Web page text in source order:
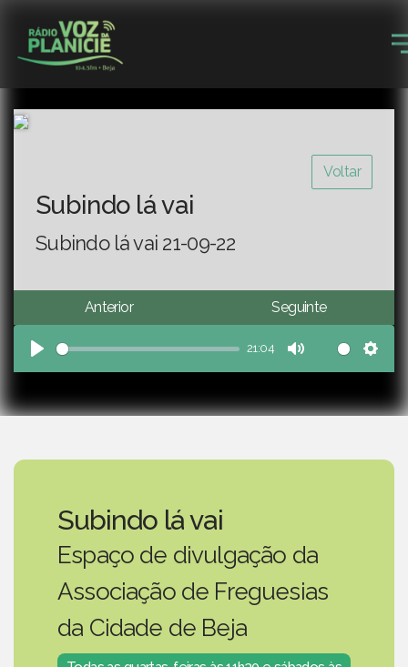
Voltar
Subindo lá vai
Subindo lá vai 21-09-22
Anterior Seguinte
Play
21:04
Mute
Subindo lá vai
Espaço de divulgação da
Associação de Freguesias
da Cidade de Beja